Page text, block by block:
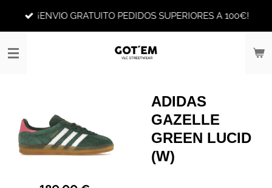
principal
¡ENVIO GRATUITO PEDIDOS SUPERIORES A 100€!
ADIDAS
GAZELLE
GREEN LUCID
(W)